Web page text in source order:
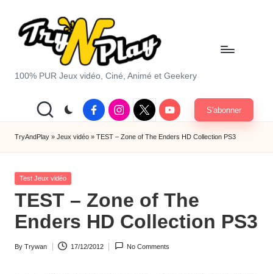
T
y
A
d
P
la
y.
100% PUR Jeux vidéo, Ciné, Animé et Geekery
FacebookInstagram
X
|
Twitter
Youtube S'abonner
TryAndPlay » Jeux vidéo » TEST – Zone of The Enders HD Collection PS3
Posted
Test Jeux vidéo
TEST – Zone of The
Enders HD Collection PS3
Posted
By Trywan 17/12/2012 No Comments